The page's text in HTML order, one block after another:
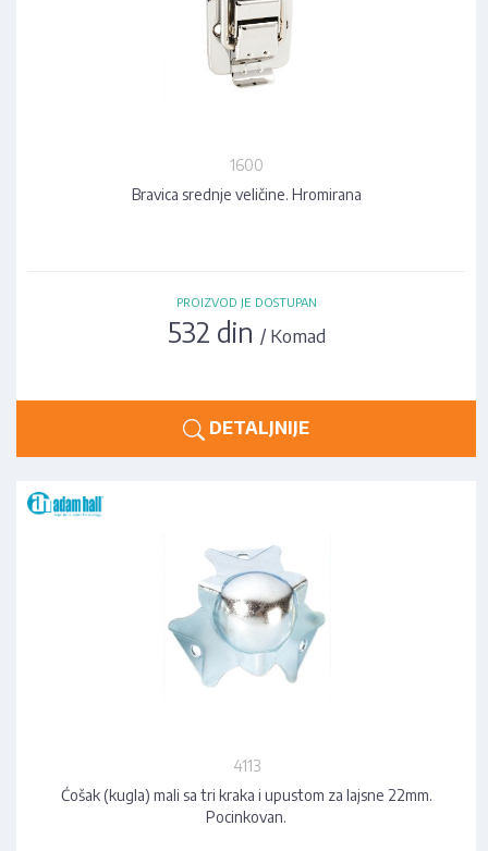
1600
Bravica srednje veličine. Hromirana
PROIZVOD JE DOSTUPAN
532 din / Komad
DETALJNIJE
4113
Ćošak (kugla) mali sa tri kraka i upustom za lajsne 22mm.
Pocinkovan.